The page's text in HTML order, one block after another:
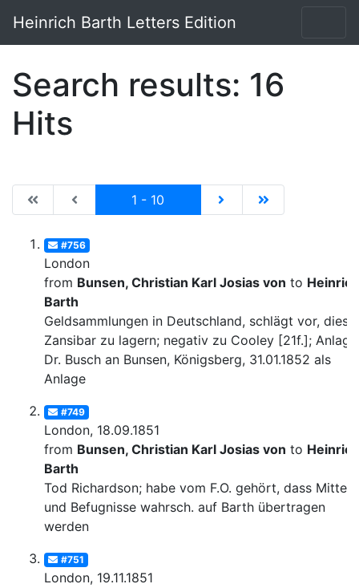
Heinrich Barth Letters Edition
Search results: 16
Hits
|de:Erste Seite|en:First results page|
|de:Vorhergehende Seite|en:Previous results
1 - 10 |de:Nächste
|de:Letzte
#756
London
from Bunsen, Christian Karl Josias von to Heinrich
Barth
Geldsammlungen in Deutschland, schlägt vor, diese
Zansibar zu lagern; negativ zu Cooley [21f.];
Dr. Busch an Bunsen, Königsberg, 31.01.1852 als
Anlage
#749
London, 18.09.1851
from Bunsen, Christian Karl Josias von to Heinrich
Barth
Tod Richardson; habe vom F.O. gehört, dass Mittel
und Befugnisse wahrsch. auf Barth übertragen
werden
#751
London, 19.11.1851